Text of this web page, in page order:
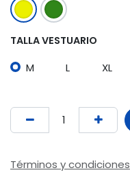
TALLA VESTUARIO
M L XL
Términos y condiciones